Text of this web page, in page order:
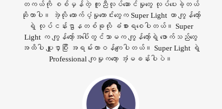
တကယ်ကို စစ်မှန်တဲ့ ကူညီလုပ်ဆောင်မှုတွေ လုပ်ပေးခဲ့တယ်
ဆိုတာပါ။ အဲ့လို ထောက်ပံ့မှုကောင်းတွေက Super Light ဟာ ကျွန်တော့်
ရဲ့ လုပ်ငန်းဌာနတစ်ခုလို ခံစားရစေပါတယ်။ Super
Light က ကျွန်တော့်အပေါ်တွင်သာမက ကျွန်တော့်ရဲ့ ဖောက်သည်တွေ
အထိပါ ပျူငှာပြီး အရမ်းတာဝန်ကျေပါတယ်။ Super Light ရဲ့
Professional ကျမှုကတော့ အံ့မခန်းပါပဲ။